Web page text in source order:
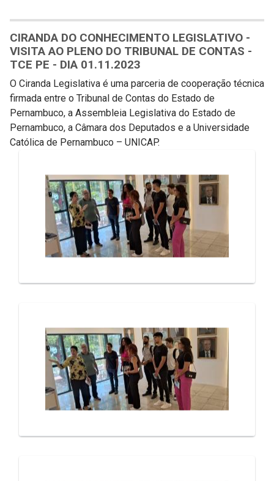
CIRANDA DO CONHECIMENTO LEGISLATIVO -
VISITA AO PLENO DO TRIBUNAL DE CONTAS -
TCE PE - DIA 01.11.2023
O Ciranda Legislativa é uma parceria de cooperação técnica
firmada entre o Tribunal de Contas do Estado de
Pernambuco, a Assembleia Legislativa do Estado de
Pernambuco, a Câmara dos Deputados e a Universidade
Católica de Pernambuco – UNICAP.